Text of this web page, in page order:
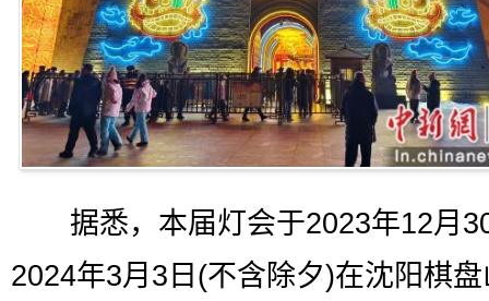
据悉，本届灯会于2023年12月
2024年3月3日(不含除夕)在沈阳棋